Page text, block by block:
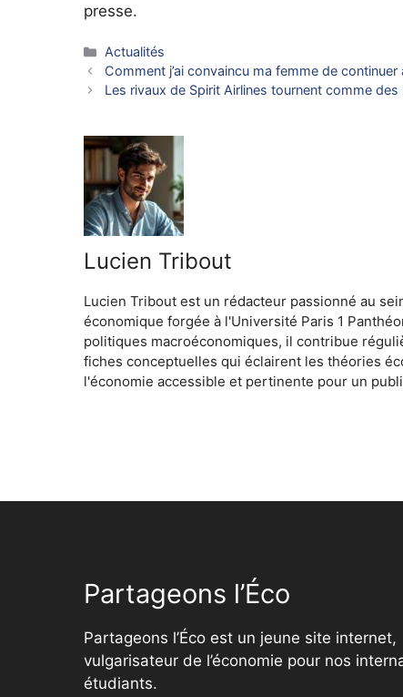
presse.
Catégories
Actualités
Comment j’ai convaincu ma femme de
Les rivaux de Spirit Airlines tournent comme des
Lucien Tribout
Lucien Tribout est un rédacteur passionné au
économique forgée à l'Université Paris 1
politiques macroéconomiques, il contribue
fiches conceptuelles qui éclairent les théories
l'économie accessible et pertinente pour un
Partageons l’Éco
Partageons l’Éco est un jeune site internet,
vulgarisateur de l’économie pour nos
étudiants.